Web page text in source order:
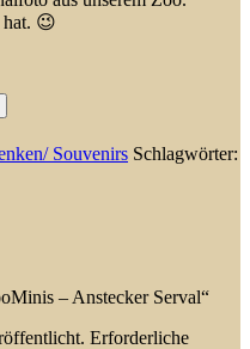
😉
Souvenirs Schlagwörter:
– Anstecker Serval“
Erforderliche